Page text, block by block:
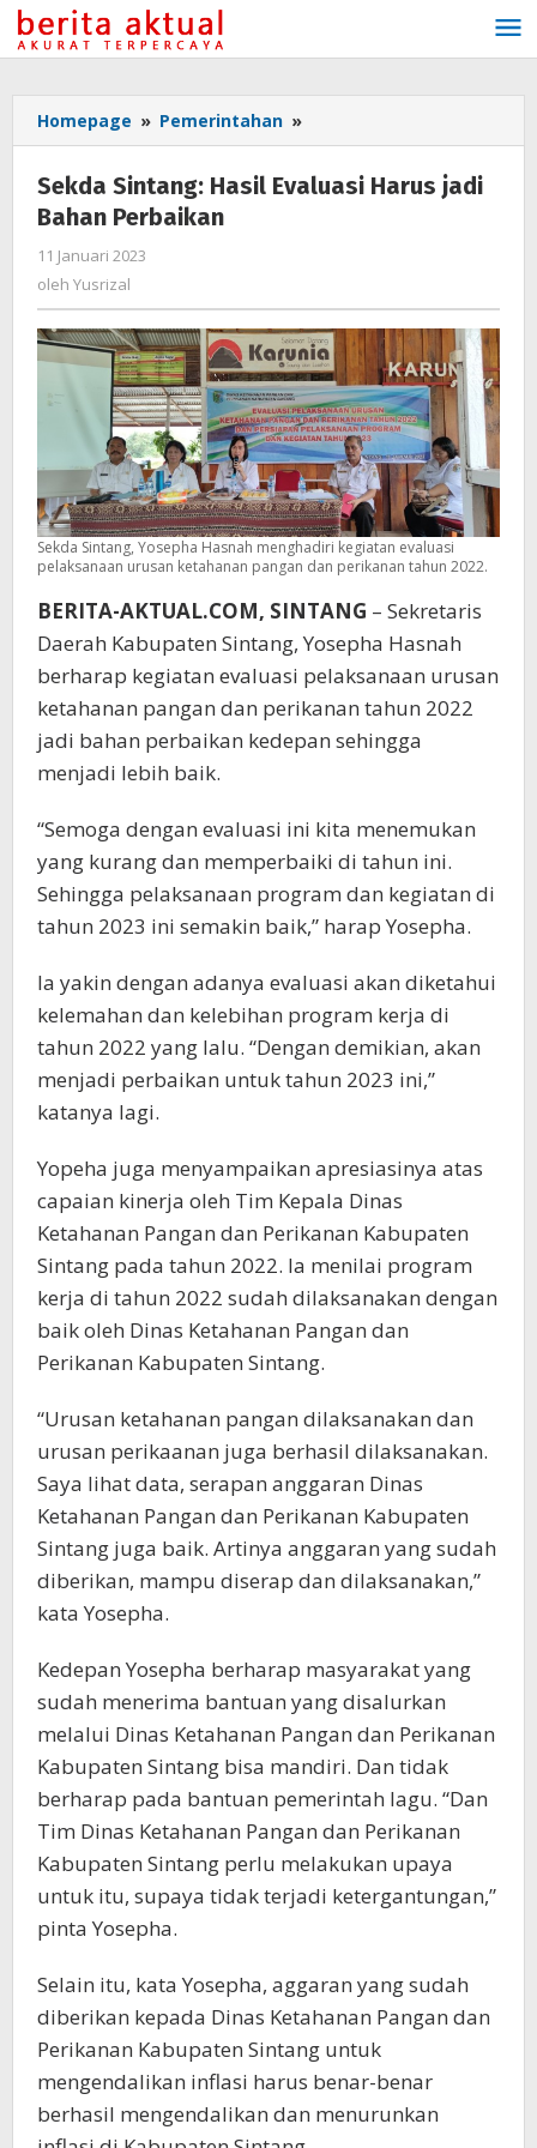
Lewati
ke
konten
Homepage » Pemerintahan »
Sintang:
Hasil
Evaluasi
Sekda Sintang: Hasil Evaluasi Harus jadi
Bahan Perbaikan
11 Januari 2023
oleh Yusrizal
Sekda Sintang, Yosepha Hasnah menghadiri kegiatan evaluasi
pelaksanaan urusan ketahanan pangan dan perikanan tahun 2022.
BERITA-AKTUAL.COM, SINTANG – Sekretaris
Daerah Kabupaten Sintang, Yosepha Hasnah
berharap kegiatan evaluasi pelaksanaan urusan
ketahanan pangan dan perikanan tahun 2022
jadi bahan perbaikan kedepan sehingga
menjadi lebih baik.
“Semoga dengan evaluasi ini kita menemukan
yang kurang dan memperbaiki di tahun ini.
Sehingga pelaksanaan program dan kegiatan di
tahun 2023 ini semakin baik,” harap Yosepha.
Ia yakin dengan adanya evaluasi akan diketahui
kelemahan dan kelebihan program kerja di
tahun 2022 yang lalu. “Dengan demikian, akan
menjadi perbaikan untuk tahun 2023 ini,”
katanya lagi.
Yopeha juga menyampaikan apresiasinya atas
capaian kinerja oleh Tim Kepala Dinas
Ketahanan Pangan dan Perikanan Kabupaten
Sintang pada tahun 2022. Ia menilai program
kerja di tahun 2022 sudah dilaksanakan dengan
baik oleh Dinas Ketahanan Pangan dan
Perikanan Kabupaten Sintang.
“Urusan ketahanan pangan dilaksanakan dan
urusan perikaanan juga berhasil dilaksanakan.
Saya lihat data, serapan anggaran Dinas
Ketahanan Pangan dan Perikanan Kabupaten
Sintang juga baik. Artinya anggaran yang sudah
diberikan, mampu diserap dan dilaksanakan,”
kata Yosepha.
Kedepan Yosepha berharap masyarakat yang
sudah menerima bantuan yang disalurkan
melalui Dinas Ketahanan Pangan dan Perikanan
Kabupaten Sintang bisa mandiri. Dan tidak
berharap pada bantuan pemerintah lagu. “Dan
Tim Dinas Ketahanan Pangan dan Perikanan
Kabupaten Sintang perlu melakukan upaya
untuk itu, supaya tidak terjadi ketergantungan,”
pinta Yosepha.
Selain itu, kata Yosepha, aggaran yang sudah
diberikan kepada Dinas Ketahanan Pangan dan
Perikanan Kabupaten Sintang untuk
mengendalikan inflasi harus benar-benar
berhasil mengendalikan dan menurunkan